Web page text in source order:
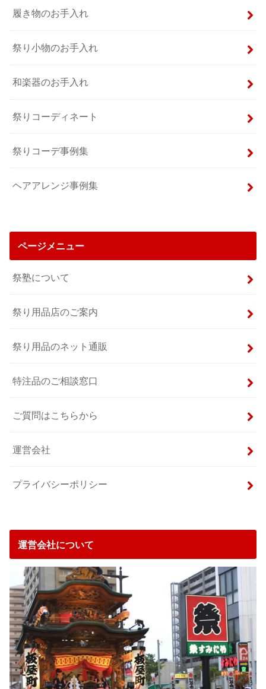
履き物のお手入れ
祭り小物のお手入れ
和楽器のお手入れ
祭りコーディネート
祭りコーデ事例集
ヘアアレンジ事例集
ページメニュー
祭塾について
祭り用品店のご案内
祭り用品のネット通販
特注品のご相談窓口
ご質問はこちらから
運営会社
プライバシーポリシー
運営会社について